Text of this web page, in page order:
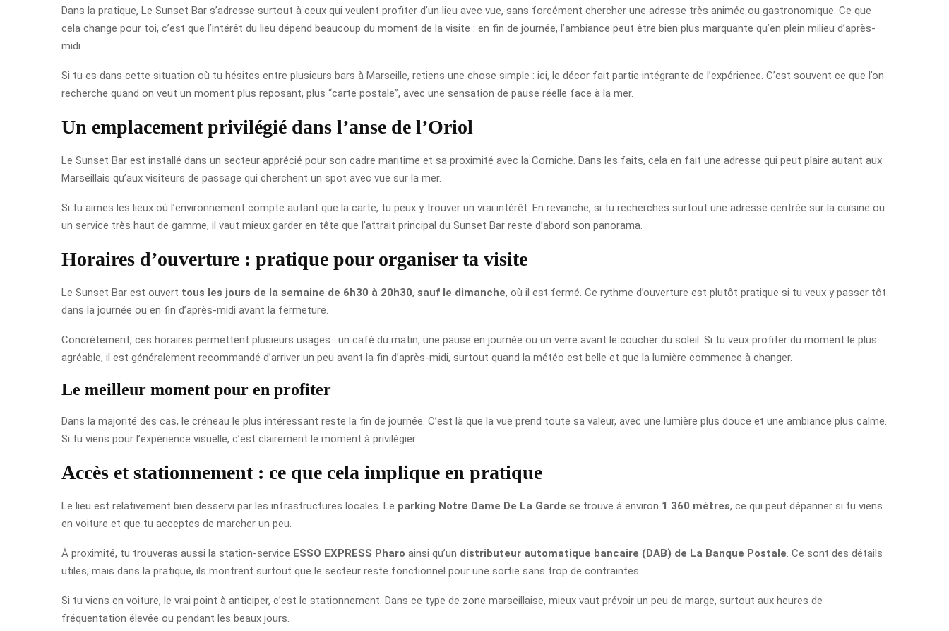
Dans la pratique, Le Sunset Bar s’adresse surtout à ceux qui veulent profiter d’un lieu avec vue, sans forcément chercher une adresse très animée ou gastronomique. Ce que
cela change pour toi, c’est que l’intérêt du lieu dépend beaucoup du moment de la visite : en fin de journée, l’ambiance peut être bien plus marquante qu’en plein milieu d’après-
midi.
Si tu es dans cette situation où tu hésites entre plusieurs bars à Marseille, retiens une chose simple : ici, le décor fait partie intégrante de l’expérience. C’est souvent ce que l’on
recherche quand on veut un moment plus reposant, plus “carte postale”, avec une sensation de pause réelle face à la mer.
Un emplacement privilégié dans l’anse de l’Oriol
Le Sunset Bar est installé dans un secteur apprécié pour son cadre maritime et sa proximité avec la Corniche. Dans les faits, cela en fait une adresse qui peut plaire autant aux
Marseillais qu’aux visiteurs de passage qui cherchent un spot avec vue sur la mer.
Si tu aimes les lieux où l’environnement compte autant que la carte, tu peux y trouver un vrai intérêt. En revanche, si tu recherches surtout une adresse centrée sur la cuisine ou
un service très haut de gamme, il vaut mieux garder en tête que l’attrait principal du Sunset Bar reste d’abord son panorama.
Horaires d’ouverture : pratique pour organiser ta visite
Le Sunset Bar est ouvert tous les jours de la semaine de 6h30 à 20h30, sauf le dimanche, où il est fermé. Ce rythme d’ouverture est plutôt pratique si tu veux y passer tôt
dans la journée ou en fin d’après-midi avant la fermeture.
Concrètement, ces horaires permettent plusieurs usages : un café du matin, une pause en journée ou un verre avant le coucher du soleil. Si tu veux profiter du moment le plus
agréable, il est généralement recommandé d’arriver un peu avant la fin d’après-midi, surtout quand la météo est belle et que la lumière commence à changer.
Le meilleur moment pour en profiter
Dans la majorité des cas, le créneau le plus intéressant reste la fin de journée. C’est là que la vue prend toute sa valeur, avec une lumière plus douce et une ambiance plus calme.
Si tu viens pour l’expérience visuelle, c’est clairement le moment à privilégier.
Accès et stationnement : ce que cela implique en pratique
Le lieu est relativement bien desservi par les infrastructures locales. Le parking Notre Dame De La Garde se trouve à environ 1 360 mètres, ce qui peut dépanner si tu viens
en voiture et que tu acceptes de marcher un peu.
À proximité, tu trouveras aussi la station-service ESSO EXPRESS Pharo ainsi qu’un distributeur automatique bancaire (DAB) de La Banque Postale . Ce sont des détails
utiles, mais dans la pratique, ils montrent surtout que le secteur reste fonctionnel pour une sortie sans trop de contraintes.
Si tu viens en voiture, le vrai point à anticiper, c’est le stationnement. Dans ce type de zone marseillaise, mieux vaut prévoir un peu de marge, surtout aux heures de
fréquentation élevée ou pendant les beaux jours.